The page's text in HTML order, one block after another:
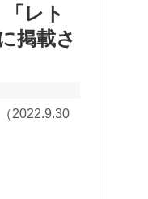
レト
掲載さ
2022.9.30